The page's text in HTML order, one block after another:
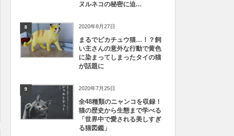
ヌルネコの秘密に迫...
8 2020年8月27日
まるでピカチュウ猫…！？飼
い主さんの意外な行動で黄色
に染まってしまったタイの猫
が話題に
9 2020年7月25日
全48種類のニャンコを収録！
猫の歴史から生態まで学べる
「世界中で愛される美しすぎ
る猫図鑑」